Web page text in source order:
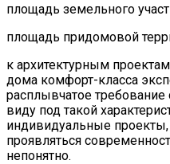
площадь земельного
площадь придомовой
к архитектурным
дома комфорт-класса
расплывчатое
виду под такой
индивидуальные
проявляться
непонятно.